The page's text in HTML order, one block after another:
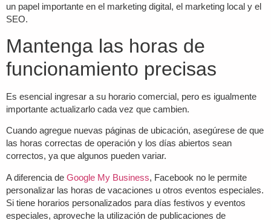
un papel importante en el marketing digital, el marketing local y el
SEO.
Mantenga las horas de
funcionamiento precisas
Es esencial ingresar a su horario comercial, pero es igualmente
importante actualizarlo cada vez que cambien.
Cuando agregue nuevas páginas de ubicación, asegúrese de que
las horas correctas de operación y los días abiertos sean
correctos, ya que algunos pueden variar.
A diferencia de Google My Business, Facebook no le permite
personalizar las horas de vacaciones u otros eventos especiales.
Si tiene horarios personalizados para días festivos y eventos
especiales, aproveche la utilización de publicaciones de